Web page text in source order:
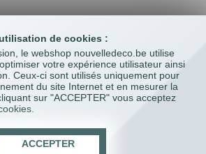
de cookies :
le webshop nouvelledeco.be utilise
votre expérience utilisateur ainsi
Ceux-ci sont utilisés uniquement pour
du site Internet et en mesurer la
sur "ACCEPTER" vous acceptez
ACCEPTER